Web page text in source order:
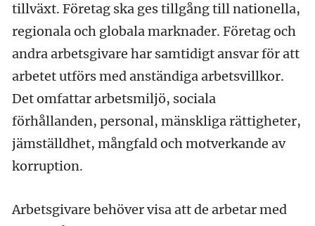
tillväxt. Företag ska ges tillgång till nationella,
regionala och globala marknader. Företag och
andra arbetsgivare har samtidigt ansvar för att
arbetet utförs med anständiga arbetsvillkor.
Det omfattar arbetsmiljö, sociala
förhållanden, personal, mänskliga rättigheter,
jämställdhet, mångfald och motverkande av
korruption.
Arbetsgivare behöver visa att de arbetar med